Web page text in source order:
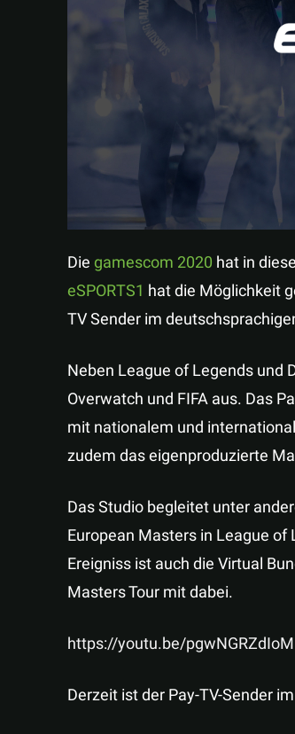
Die gamescom 2020 hat in
eSPORTS1 hat die Möglichkeit
TV Sender im
Neben League of Legends und
Overwatch und FIFA aus. Das
mit nationalem und
zudem das eigenproduzierte
Das Studio begleitet unter
European Masters in League of
Ereigniss ist auch die Virtual
Masters Tour mit dabei.
https://youtu.be/pgwNGRZdIoM
Derzeit ist der Pay-TV-Sender